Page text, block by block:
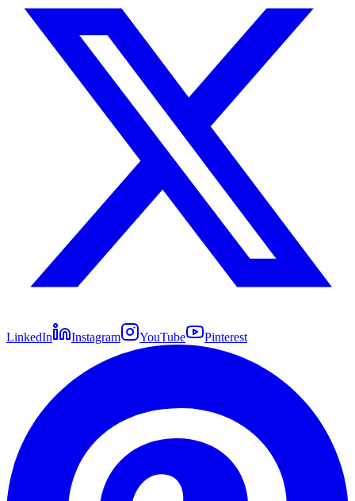
LinkedIn Instagram YouTube Pinterest